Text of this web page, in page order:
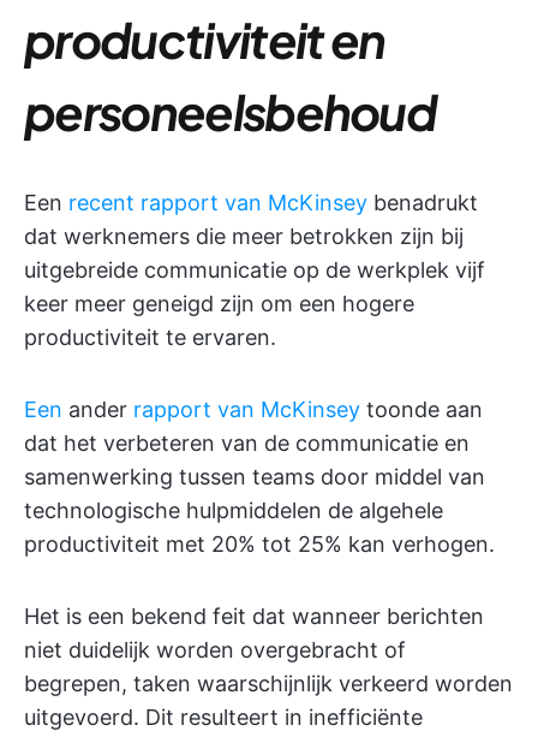
productiviteit en
personeelsbehoud
Een recent rapport van McKinsey benadrukt
dat werknemers die meer betrokken zijn bij
uitgebreide communicatie op de werkplek vijf
keer meer geneigd zijn om een hogere
productiviteit te ervaren.
Een ander rapport van McKinsey toonde aan
dat het verbeteren van de communicatie en
samenwerking tussen teams door middel van
technologische hulpmiddelen de algehele
productiviteit met 20% tot 25% kan verhogen.
Het is een bekend feit dat wanneer berichten
niet duidelijk worden overgebracht of
begrepen, taken waarschijnlijk verkeerd worden
uitgevoerd. Dit resulteert in inefficiënte